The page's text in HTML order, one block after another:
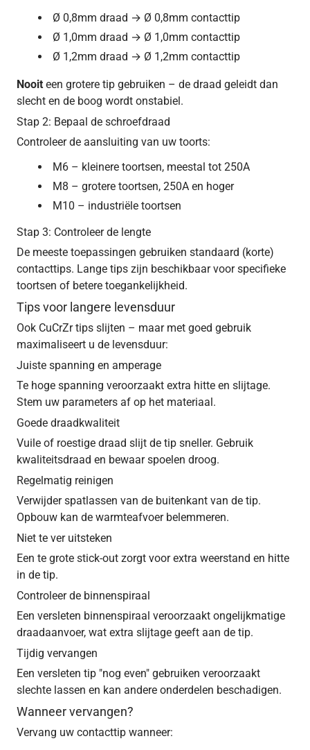
Ø 0,8mm draad → Ø 0,8mm contacttip
Ø 1,0mm draad → Ø 1,0mm contacttip
Ø 1,2mm draad → Ø 1,2mm contacttip
Nooit een grotere tip gebruiken – de draad geleidt dan
slecht en de boog wordt onstabiel.
Stap 2: Bepaal de schroefdraad
Controleer de aansluiting van uw toorts:
M6 – kleinere toortsen, meestal tot 250A
M8 – grotere toortsen, 250A en hoger
M10 – industriële toortsen
Stap 3: Controleer de lengte
De meeste toepassingen gebruiken standaard (korte)
contacttips. Lange tips zijn beschikbaar voor specifieke
toortsen of betere toegankelijkheid.
Tips voor langere levensduur
Ook CuCrZr tips slijten – maar met goed gebruik
maximaliseert u de levensduur:
Juiste spanning en amperage
Te hoge spanning veroorzaakt extra hitte en slijtage.
Stem uw parameters af op het materiaal.
Goede draadkwaliteit
Vuile of roestige draad slijt de tip sneller. Gebruik
kwaliteitsdraad en bewaar spoelen droog.
Regelmatig reinigen
Verwijder spatlassen van de buitenkant van de tip.
Opbouw kan de warmteafvoer belemmeren.
Niet te ver uitsteken
Een te grote stick-out zorgt voor extra weerstand en hitte
in de tip.
Controleer de binnenspiraal
Een versleten binnenspiraal veroorzaakt ongelijkmatige
draadaanvoer, wat extra slijtage geeft aan de tip.
Tijdig vervangen
Een versleten tip "nog even" gebruiken veroorzaakt
slechte lassen en kan andere onderdelen beschadigen.
Wanneer vervangen?
Vervang uw contacttip wanneer: